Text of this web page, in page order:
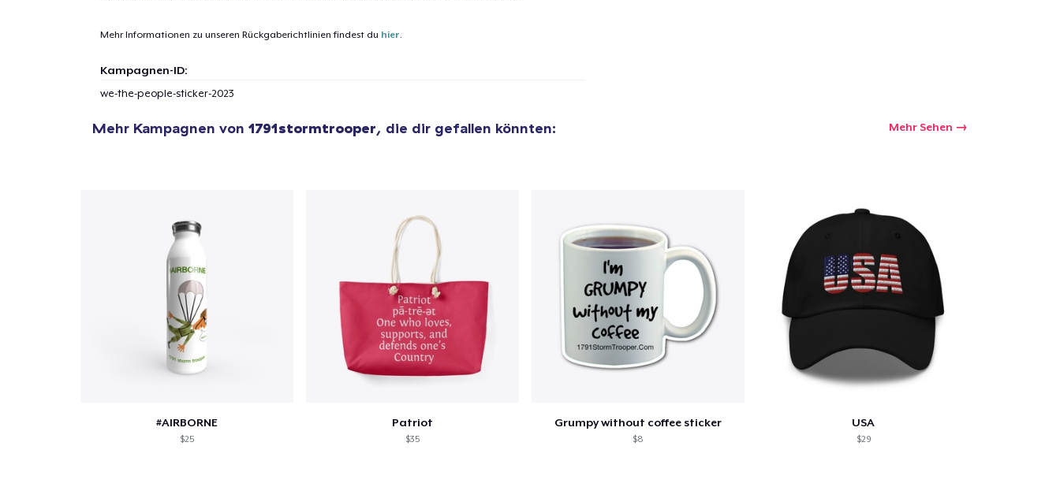
Mehr Informationen zu unseren Rückgaberichtlinien findest du hier.
Kampagnen-ID:
we-the-people-sticker-2023
Mehr Kampagnen von 1791stormtrooper, die dir gefallen könnten: Mehr Sehen
#AIRBORNE
$25
Patriot
$35
Grumpy without coffee sticker
$8
USA
$29
Zur Kasse gehen Weiter Einkaufen